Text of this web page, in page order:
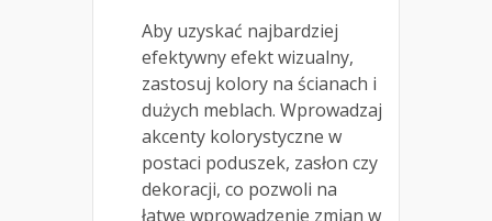
Aby uzyskać najbardziej
efektywny efekt wizualny,
zastosuj kolory na ścianach i
dużych meblach. Wprowadzaj
akcenty kolorystyczne w
postaci poduszek, zasłon czy
dekoracji, co pozwoli na
łatwe wprowadzenie zmian w